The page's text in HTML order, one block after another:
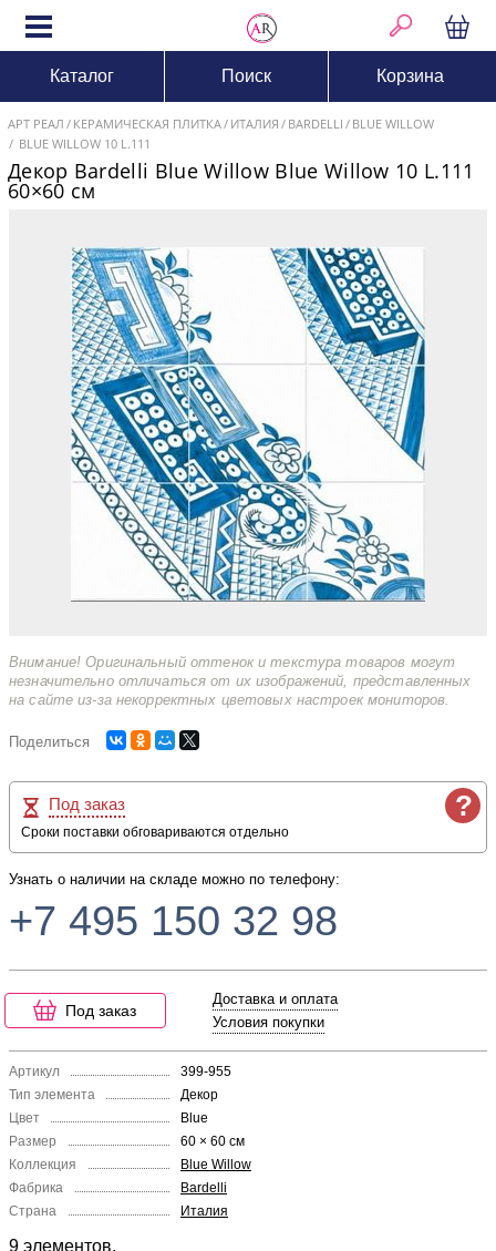
Каталог Поиск Корзина
АРТ РЕАЛ КЕРАМИЧЕСКАЯ ПЛИТКА ИТАЛИЯ BARDELLI
BLUE WILLOW
BLUE WILLOW 10 L.111
Декор Bardelli Blue Willow Blue Willow 10 L.111
60×60 см
Внимание! Оригинальный оттенок и текстура товаров могут
незначительно отличаться от их изображений, представленных
на сайте из-за некорректных цветовых настроек мониторов.
Поделиться
?
Под заказ
Сроки поставки обговариваются отдельно
Узнать о наличии на складе можно по телефону:
+7 495 150 32 98
Под заказ
Доставка и оплата
Условия покупки
Артикул
399-955
Тип элемента
Декор
Цвет
Blue
Размер
60 × 60 см
Коллекция
Blue Willow
Фабрика
Bardelli
Страна
Италия
9 элементов.